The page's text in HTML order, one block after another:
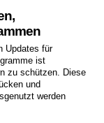
Updates für
ist
zu schützen. Diese
und
werden